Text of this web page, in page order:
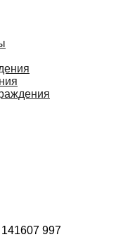
141607 997